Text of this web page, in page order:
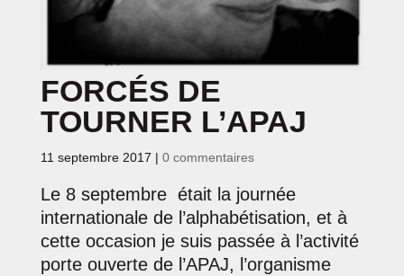
FORCÉS DE
TOURNER L’APAJ
11 septembre 2017 | 0 commentaires
Le 8 septembre était la journée
internationale de l’alphabétisation, et à
cette occasion je suis passée à l’activité
porte ouverte de l’APAJ, l’organisme